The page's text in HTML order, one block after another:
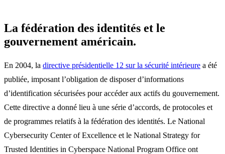
La fédération des identités et le
gouvernement américain.
En 2004, la directive présidentielle 12 sur la sécurité intérieure a été
publiée, imposant l’obligation de disposer d’informations
d’identification sécurisées pour accéder aux actifs du gouvernement.
Cette directive a donné lieu à une série d’accords, de protocoles et
de programmes relatifs à la fédération des identités. Le National
Cybersecurity Center of Excellence et le National Strategy for
Trusted Identities in Cyberspace National Program Office ont